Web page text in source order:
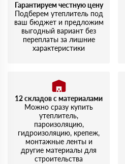
Гарантируем честную цену
Подберем утеплитель под
ваш бюджет и предложим
выгодный вариант без
переплаты за лишние
характеристики
12 складов с материалами
Можно сразу купить
утеплитель,
пароизоляцию,
гидроизоляцию, крепеж,
монтажные ленты и
другие материалы для
строительства